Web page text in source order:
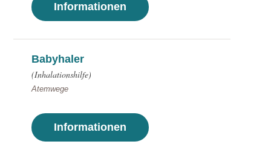
Informationen
Babyhaler
(Inhalationshilfe)
Atemwege
Informationen